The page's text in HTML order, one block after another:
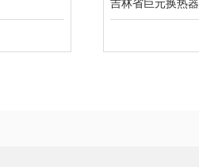
吉林省巨元换热器